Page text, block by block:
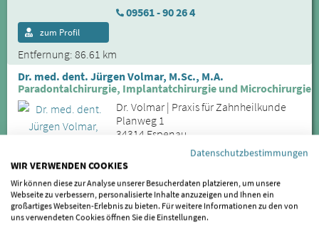
09561 - 90 26 4
Entfernung: 86.61 km
zum Profil
Dr. med. dent. Jürgen Volmar, M.Sc., M.A.
Paradontalchirurgie, Implantatchirurgie und Microchirurgie
Dr. Volmar | Praxis für Zahnheilkunde
Planweg 1
34314 Espenau
05673–4618
Entfernung: 87.25 km
zum Profil Online-Termin
Datenschutzbestimmungen
WIR VERWENDEN COOKIES
Wir können diese zur Analyse unserer Besucherdaten platzieren, um unsere
Webseite zu verbessern, personalisierte Inhalte anzuzeigen und Ihnen ein
großartiges Webseiten-Erlebnis zu bieten. Für weitere Informationen zu den von
uns verwendeten Cookies öffnen Sie die Einstellungen.